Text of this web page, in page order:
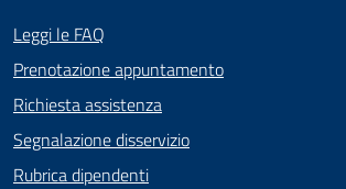
Leggi le FAQ
Prenotazione appuntamento
Richiesta assistenza
Segnalazione disservizio
Rubrica dipendenti